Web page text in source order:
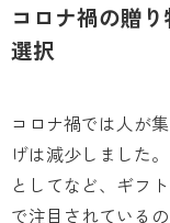
コロナ禍の贈
選択
コロナ禍では人が
げは減少しました
としてなど、ギフ
で注目されている